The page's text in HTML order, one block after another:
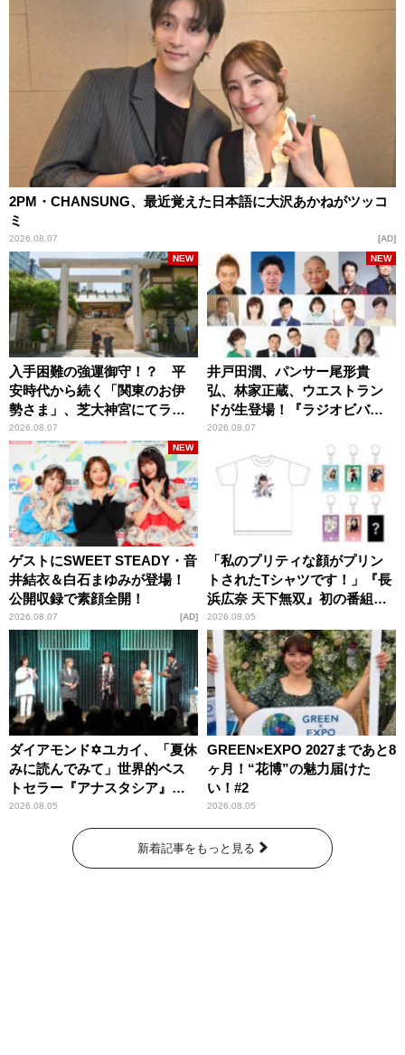
2PM・CHANSUNG、最近覚えた日本語に大沢あかねがツッコ
ミ
2026.08.07 AD
入手困難の強運御守！？ 平
安時代から続く「関東のお伊
勢さま」、芝大神宮にてラン
パンプスが合格祈願！
2026.08.07
NEW
井戸田潤、パンサー尾形貴
弘、林家正蔵、ウエストラン
ドが生登場！『ラジオビバリ
ー昼ズ』
2026.08.07
NEW
ゲストにSWEET STEADY・音
井結衣＆白石まゆみが登場！
公開収録で素顔全開！
2026.08.07
NEW
AD
「私のプリティな顔がプリン
トされたTシャツです！」『長
浜広奈 天下無双』初の番組グ
ッズ発売
2026.08.05
ダイアモンド✡ユカイ、「夏休
みに読んでみて」世界的ベス
トセラー『アナスタシア』を
紹介
2026.08.05
GREEN×EXPO 2027まであと8
ヶ月！“花博”の魅力届けた
い！#2
2026.08.05
新着記事をもっと見る